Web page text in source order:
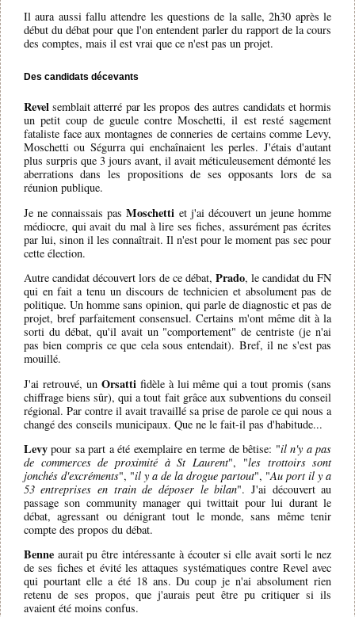
Il aura aussi fallu attendre les questions de la salle, 2h30 après le
début du débat pour que l'on entendent parler du rapport de la cours
des comptes, mais il est vrai que ce n'est pas un projet.
Des candidats décevants
Revelsemblait atterré par les propos des autres candidats et hormis
un petit coup de gueule contre Moschetti, il est resté sagement
fataliste face aux montagnes de conneries de certains comme Levy,
Moschetti ou Ségurra qui enchaînaient les perles. J'étais d'autant
plus surpris que 3 jours avant, il avait méticuleusement démonté les
aberrations dans les propositions de ses opposants lors de sa
réunion publique.
Je ne connaissais pasMoschetti et j'ai découvert un jeune homme
médiocre, qui avait du mal à lire ses fiches, assurément pas écrites
par lui, sinon il les connaîtrait. Il n'est pour le moment pas sec pour
cette élection.
Autre candidat découvert lors de ce débat,Prado, le candidat du FN
qui en fait a tenu un discours de technicien et absolument pas de
politique. Un homme sans opinion, qui parle de diagnostic et pas de
projet, bref parfaitement consensuel. Certains m'ont même dit à la
sorti du débat, qu'il avait un "comportement" de centriste (je n'ai
pas bien compris ce que cela sous entendait). Bref, il ne s'est pas
mouillé.
J'ai retrouvé, un Orsatti fidèle à lui même qui a tout promis (sans
chiffrage biens sûr), qui a tout fait grâce aux subventions du conseil
régional. Par contre il avait travaillé sa prise de parole ce qui nous a
changé des conseils municipaux. Que ne le fait-il pas d'habitude...
Levypour sa part a été exemplaire en terme de bêtise: "il n'y a pas
de commerces de proximité à St Laurent", "les trottoirs sont
jonchés d'excréments", "il y a de la drogue partout", "Au port il y a
53 entreprises en train de déposer le bilan". J'ai découvert au
passage son community manager qui twittait pour lui durant le
débat, agressant ou dénigrant tout le monde, sans même tenir
compte des propos du débat.
Benneaurait pu être intéressante à écouter si elle avait sorti le nez
de ses fiches et évité les attaques systématiques contre Revel avec
qui pourtant elle a été 18 ans. Du coup je n'ai absolument rien
retenu de ses propos, que j'aurais peut être pu critiquer si ils
avaient été moins confus.